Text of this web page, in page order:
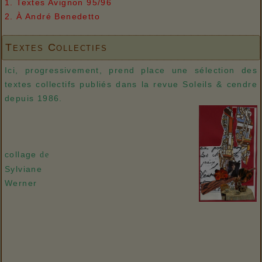
1. Textes Avignon 95/96
2. À André Benedetto
Textes Collectifs
Ici, progressivement, prend place une sélection des
textes collectifs publiés dans la revue Soleils & cendre
depuis 1986.
collage de
Sylviane
Werner